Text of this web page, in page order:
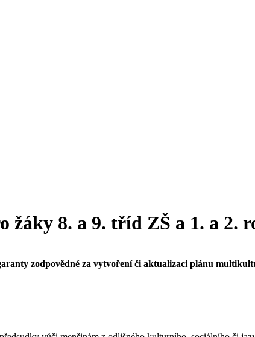
8. a 9. tříd ZŠ a 1. a 2.
zodpovědné za vytvoření či aktualizaci plánu